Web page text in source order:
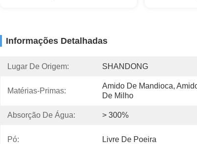
Informações Detalhadas
Lugar De Origem: SHANDONG
Matérias-Primas:
Amido De Mandioca,
De Milho
Absorção De Água: > 300%
Pó: Livre De Poeira